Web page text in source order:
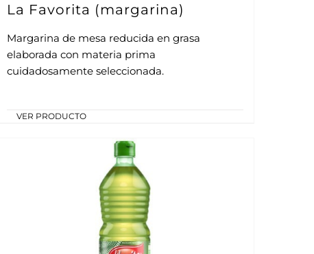
La Favorita (margarina)
Margarina de mesa reducida en grasa
elaborada con materia prima
cuidadosamente seleccionada.
VER PRODUCTO